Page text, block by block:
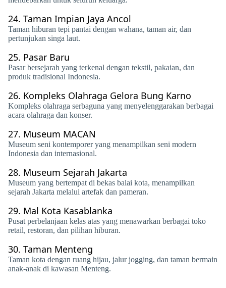
24. Taman Impian Jaya Ancol
Taman hiburan tepi pantai dengan wahana, taman air, dan
pertunjukan singa laut.
25. Pasar Baru
Pasar bersejarah yang terkenal dengan tekstil, pakaian, dan
produk tradisional Indonesia.
26. Kompleks Olahraga Gelora Bung Karno
Kompleks olahraga serbaguna yang menyelenggarakan berbagai
acara olahraga dan konser.
27. Museum MACAN
Museum seni kontemporer yang menampilkan seni modern
Indonesia dan internasional.
28. Museum Sejarah Jakarta
Museum yang bertempat di bekas balai kota, menampilkan
sejarah Jakarta melalui artefak dan pameran.
29. Mal Kota Kasablanka
Pusat perbelanjaan kelas atas yang menawarkan berbagai toko
retail, restoran, dan pilihan hiburan.
30. Taman Menteng
Taman kota dengan ruang hijau, jalur jogging, dan taman bermain
anak-anak di kawasan Menteng.